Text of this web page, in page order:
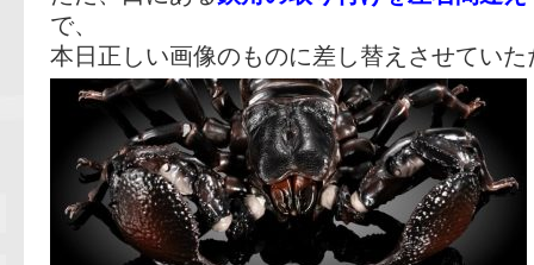
で、
本日正しい画像のものに差し替えさせてい